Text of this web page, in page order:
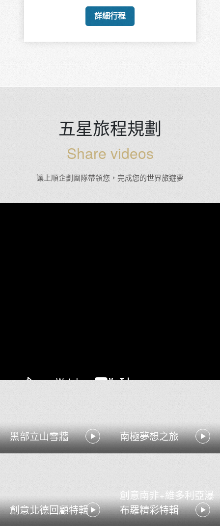
詳細行程
五星旅程規劃
Share videos
讓上順企劃團隊帶領您，完成您的世界旅遊夢
黑部立山雪牆 南極夢想之旅
創意北德回顧特輯
創意南非+維多利亞瀑
布羅精彩特輯